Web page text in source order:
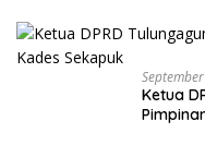
Ketua